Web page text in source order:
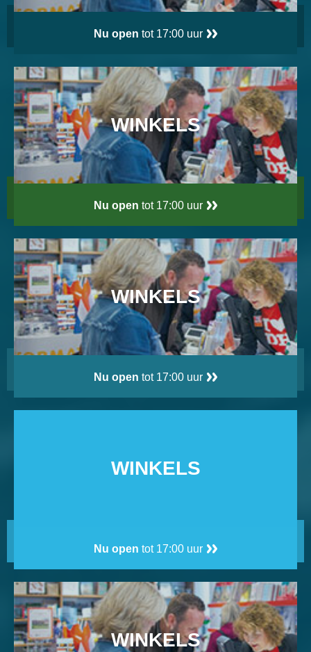
Nu open tot 17:00 uur
WINKELS
Nu open tot 17:00 uur
WINKELS
Nu open tot 17:00 uur
WINKELS
Nu open tot 17:00 uur
WINKELS